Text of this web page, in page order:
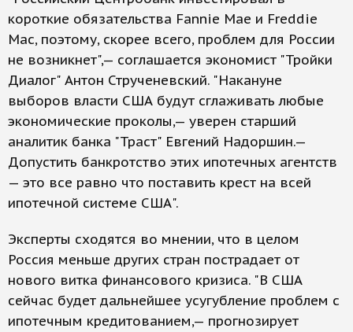
короткие обязательства Fannie Mae и Freddie
Mac, поэтому, скорее всего, проблем для России
не возникнет",— соглашается экономист "Тройки
Диалог" Антон Струченевский. "Накануне
выборов власти США будут сглаживать любые
экономические проколы,— уверен старший
аналитик банка "Траст" Евгений Надоршин.—
Допустить банкротство этих ипотечных агентств
— это все равно что поставить крест на всей
ипотечной системе США".
Эксперты сходятся во мнении, что в целом
Россия меньше других стран пострадает от
нового витка финансового кризиса. "В США
сейчас будет дальнейшее усугубление проблем с
ипотечным кредитованием,— прогнозирует